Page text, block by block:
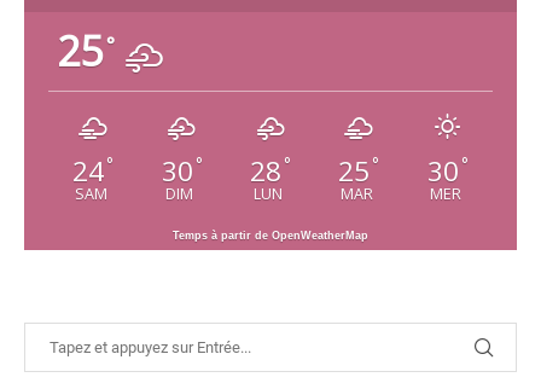
25°
24°
SAM
30 °
DIM
28 °
LUN
25 °
MAR
30 °
MER
Temps à partir de OpenWeatherMap